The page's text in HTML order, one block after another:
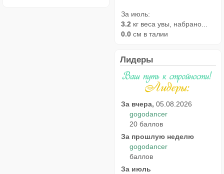
За июль:
3.2 кг веса увы, набрано...
0.0 см в талии
Лидеры
За вчера, 05.08.2026
gogodancer
20 баллов
За прошлую неделю
gogodancer
баллов
За июль